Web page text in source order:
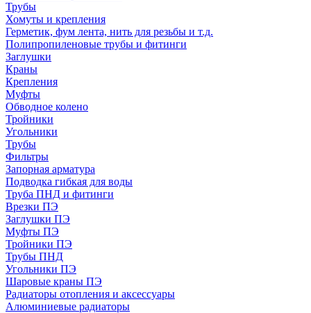
Трубы
Хомуты и крепления
Герметик, фум лента, нить для резьбы и т.д.
Полипропиленовые трубы и фитинги
Заглушки
Краны
Крепления
Муфты
Обводное колено
Тройники
Угольники
Трубы
Фильтры
Запорная арматура
Подводка гибкая для воды
Труба ПНД и фитинги
Врезки ПЭ
Заглушки ПЭ
Муфты ПЭ
Тройники ПЭ
Трубы ПНД
Угольники ПЭ
Шаровые краны ПЭ
Радиаторы отопления и аксессуары
Алюминиевые радиаторы